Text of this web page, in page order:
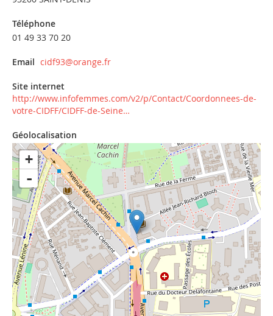
Téléphone
01 49 33 70 20
Email cidf93@orange.fr
Site internet
http://www.infofemmes.com/v2/p/Contact/Coordonnees-de-
votre-CIDFF/CIDFF-de-Seine…
Géolocalisation
+
-